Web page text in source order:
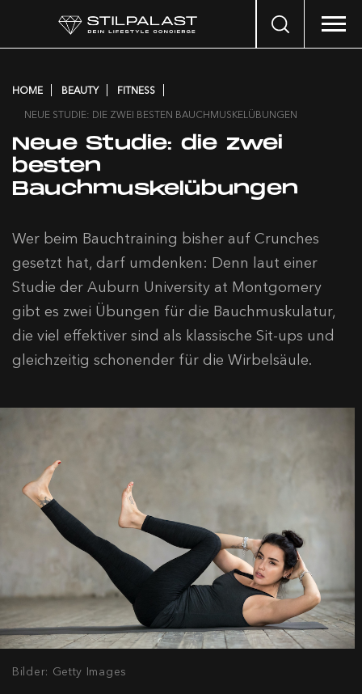
Search
HOME BEAUTY
FITNESS
NEUE STUDIE: DIE ZWEI BESTEN BAUCHMUSKELÜBUNGEN
Neue Studie: die zwei
besten
Bauchmuskelübungen
Wer beim Bauchtraining bisher auf Crunches
gesetzt hat, darf umdenken: Denn laut einer
Studie der Auburn University at Montgomery
gibt es zwei Übungen für die Bauchmuskulatur,
die viel effektiver sind als klassische Sit-ups und
gleichzeitig schonender für die Wirbelsäule.
Bilder: Getty Images